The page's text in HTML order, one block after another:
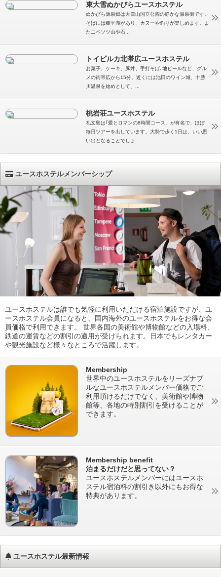
東大雪ぬかびらユースホステル
ぬかびら源泉郷は大雪山国立公園の静かな温泉街です。
そばには糠平湖があり、カヌーや釣りが楽しめます。ま
たニペソツ山や石...
トイピルカ北帯広ユースホステル
お菓子、ケーキ、豚丼、手打そば､地ビールなど、グル
メの街帯広から15分。近くには池田のワイン城、十勝
川温泉を始めとして、...
桃岩荘ユースホステル
礼文島は｢愛とロマンの8時間コース」が有名で、ほぼ
毎日ツアーを出しています。大勢で歩く1日は、いい思
い出となることでしょ...
ユースホステルメンバーシップ
ユースホステルは誰でも気軽に利用いただける宿泊施設ですが、ユ
ースホステル会員になると、国内海外のユースホステルをお得な会
員価格で利用できます。 世界各国の美術館や博物館などの入場料、
鉄道の運賃などの割引の適用が受けられます。日本でもレンタカー
や観光施設など様々なところで活躍します。
Membership
世界中のユースホステルをリーズナブ
ルなユースホステルメンバー価格でご
利用頂けるだけでなく、美術館や博物
館等、各地の特別割引を受けることが
できます。
Membership benefit
泊まるだけだと思ってない？
ユースホステルメンバーにはユースホ
ステル宿泊料の割引き以外にもお得な
特典があります。
ユースホステル最新情報